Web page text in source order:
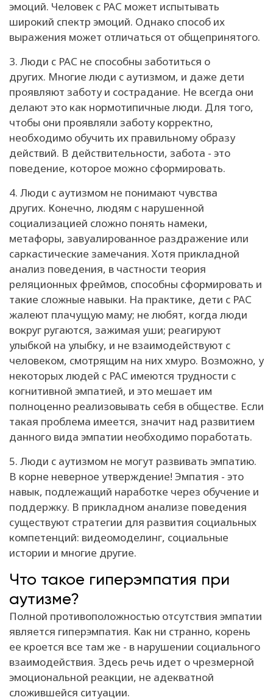
эмоций. Человек с РАС может испытывать
широкий спектр эмоций. Однако способ их
выражения может отличаться от общепринятого.
3. Люди с РАС не способны заботиться о
других. Многие люди с аутизмом, и даже дети
проявляют заботу и сострадание. Не всегда они
делают это как нормотипичные люди. Для того,
чтобы они проявляли заботу корректно,
необходимо обучить их правильному образу
действий. В действительности, забота - это
поведение, которое можно сформировать.
4. Люди с аутизмом не понимают чувства
других. Конечно, людям с нарушенной
социализацией сложно понять намеки,
метафоры, завуалированное раздражение или
саркастические замечания. Хотя прикладной
анализ поведения, в частности теория
реляционных фреймов, способны сформировать и
такие сложные навыки. На практике, дети с РАС
жалеют плачущую маму; не любят, когда люди
вокруг ругаются, зажимая уши; реагируют
улыбкой на улыбку, и не взаимодействуют с
человеком, смотрящим на них хмуро. Возможно, у
некоторых людей с РАС имеются трудности с
когнитивной эмпатией, и это мешает им
полноценно реализовывать себя в обществе. Если
такая проблема имеется, значит над развитием
данного вида эмпатии необходимо поработать.
5. Люди с аутизмом не могут развивать эмпатию.
В корне неверное утверждение! Эмпатия - это
навык, подлежащий наработке через обучение и
поддержку. В прикладном анализе поведения
существуют стратегии для развития социальных
компетенций: видеомоделинг, социальные
истории и многие другие.
Что такое гиперэмпатия при
аутизме?
Полной противоположностью отсутствия эмпатии
является гиперэмпатия. Как ни странно, корень
ее кроется все там же - в нарушении социального
взаимодействия. Здесь речь идет о чрезмерной
эмоциональной реакции, не адекватной
сложившейся ситуации.